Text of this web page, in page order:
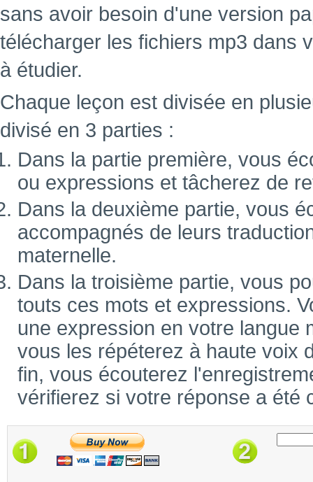
sans avoir besoin d'une version
télécharger les fichiers mp3 dans
à étudier.
Chaque leçon est divisée en
divisé en 3 parties :
Dans la partie première, vous
ou expressions et tâcherez de
Dans la deuxième partie, vous
accompagnés de leurs
maternelle.
Dans la troisième partie, vous
touts ces mots et expressions.
une expression en votre langue
vous les répéterez à haute voix
fin, vous écouterez
vérifierez si votre réponse a été